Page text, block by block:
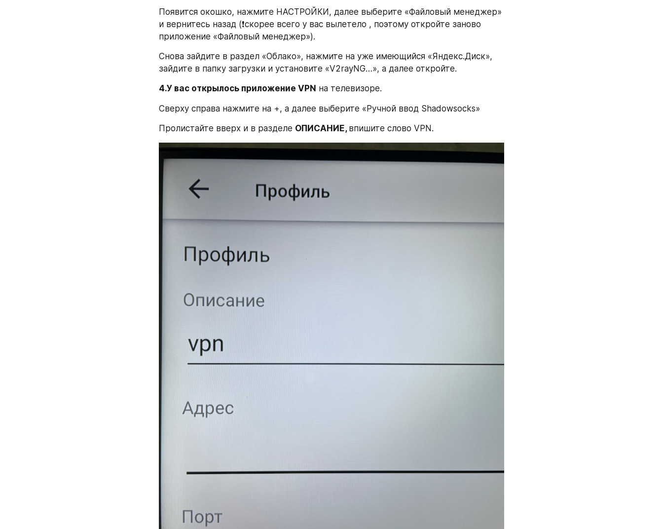
Появится окошко, нажмите НАСТРОЙКИ, далее выберите «Файловый менеджер»
и вернитесь назад (❗️скорее всего у вас вылетело , поэтому откройте заново
приложение «Файловый менеджер»).
Снова зайдите в раздел «Облако», нажмите на уже имеющийся «Яндекс.Диск»,
зайдите в папку загрузки и установите «V2rayNG…», а далее откройте.
4.У вас открылось приложение VPN на телевизоре.
Сверху справа нажмите на +, а далее выберите «Ручной ввод Shadowsocks»
Пролистайте вверх и в разделе ОПИСАНИЕ, впишите слово VPN.